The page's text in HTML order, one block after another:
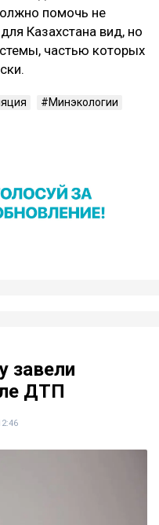
помочь не
Казахстана вид, но
частью которых
Минэкологии